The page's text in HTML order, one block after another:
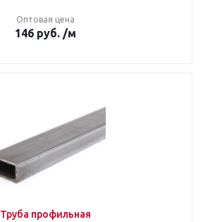
Оптовая цена
146 руб. /м
Труба профильная